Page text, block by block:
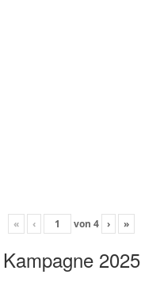
« ‹ von 4 › »
Kampagne 2025